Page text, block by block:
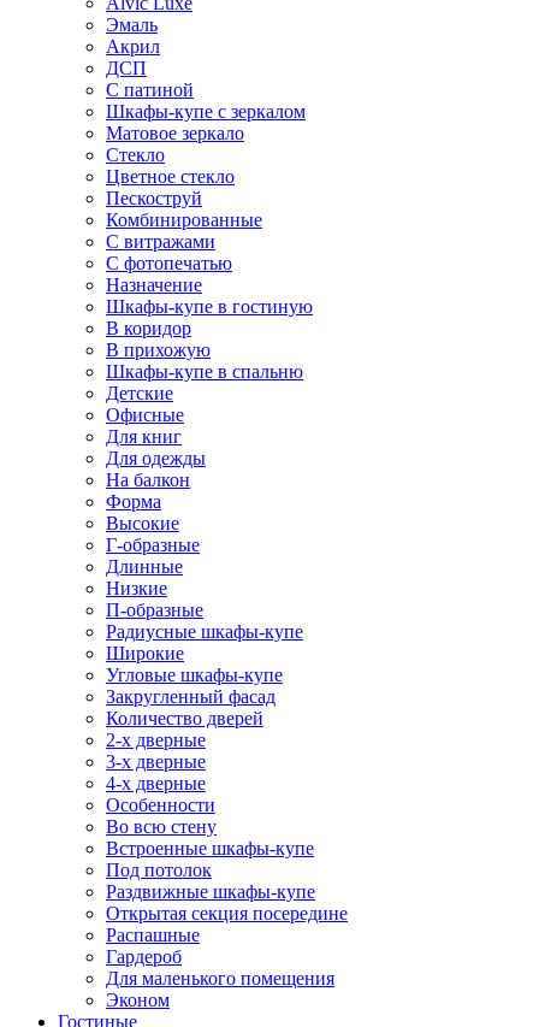
Эмаль
Акрил
ДСП
С патиной
Шкафы-купе с зеркалом
Матовое зеркало
Стекло
Цветное стекло
Пескоструй
Комбинированные
С витражами
С фотопечатью
Назначение
Шкафы-купе в гостиную
В коридор
В прихожую
Шкафы-купе в спальню
Детские
Офисные
Для книг
Для одежды
На балкон
Форма
Высокие
Г-образные
Длинные
Низкие
П-образные
Радиусные шкафы-купе
Широкие
Угловые шкафы-купе
Закругленный фасад
Количество дверей
2-х дверные
3-х дверные
4-х дверные
Особенности
Во всю стену
Встроенные шкафы-купе
Под потолок
Раздвижные шкафы-купе
Открытая секция посередине
Распашные
Гардероб
Для маленького помещения
Эконом
Гостиные